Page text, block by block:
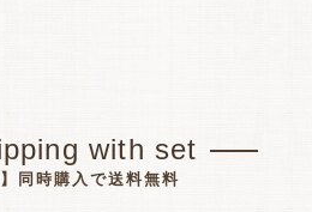
with set
同時購入で送料無料